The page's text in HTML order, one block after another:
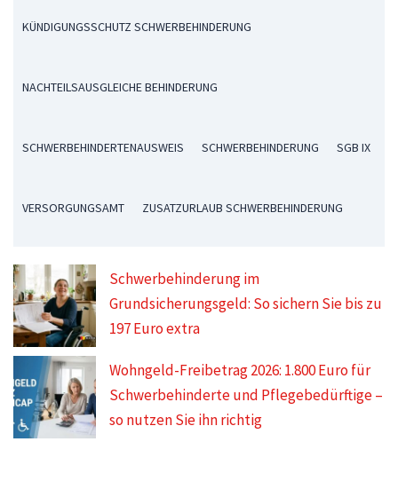
KÜNDIGUNGSSCHUTZ SCHWERBEHINDERUNG
NACHTEILSAUSGLEICHE BEHINDERUNG
SCHWERBEHINDERTENAUSWEIS SCHWERBEHINDERUNG SGB IX
VERSORGUNGSAMT ZUSATZURLAUB SCHWERBEHINDERUNG
Schwerbehinderung im
Grundsicherungsgeld: So sichern Sie bis zu
197 Euro extra
Wohngeld-Freibetrag 2026: 1.800 Euro für
Schwerbehinderte und Pflegebedürftige –
so nutzen Sie ihn richtig